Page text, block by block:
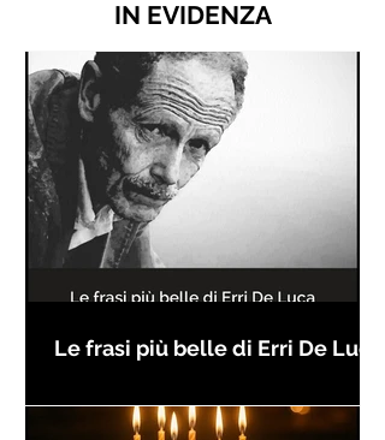
IN EVIDENZA
Le frasi più belle di Erri De Luca